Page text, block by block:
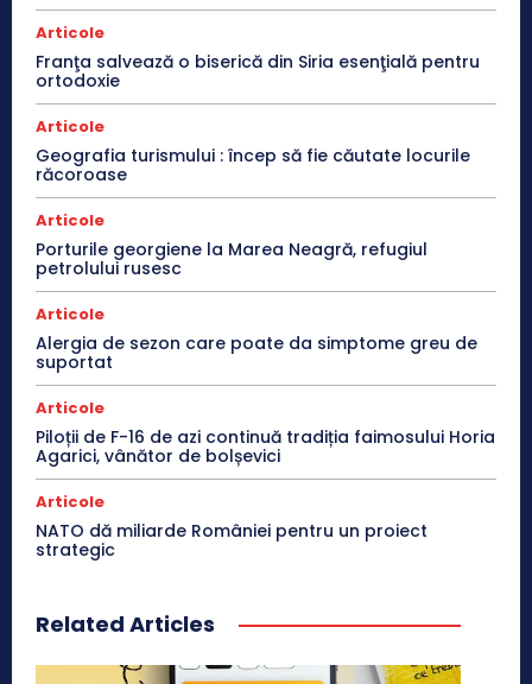
Articole
Franţa salvează o biserică din Siria esenţială pentru
ortodoxie
Articole
Geografia turismului : încep să fie căutate locurile
răcoroase
Articole
Porturile georgiene la Marea Neagră, refugiul
petrolului rusesc
Articole
Alergia de sezon care poate da simptome greu de
suportat
Articole
Piloții de F-16 de azi continuă tradiția faimosului Horia
Agarici, vânător de bolșevici
Articole
NATO dă miliarde României pentru un proiect
strategic
Related Articles